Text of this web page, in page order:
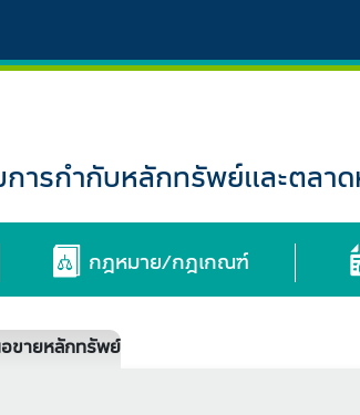
ารกำกับหลักทรัพย์และตลา
กฎหมาย/กฎเกณฑ์
อขายหลักทรัพย์